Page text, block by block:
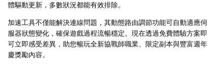
體驅動更新，多數狀況都能有效排除。
加速工具不僅能解決連線問題，其動態路由調節功能可自動適應伺
服器狀態變化，確保遊戲過程流暢穩定。現在透過免費體驗方案即
可立即感受差異，助您暢玩全新協戰師職業、限定副本與豐富週年
慶獎勵內容。